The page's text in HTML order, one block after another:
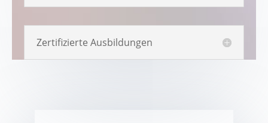
Zertifizierte Ausbildungen